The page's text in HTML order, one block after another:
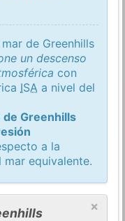
de Greenhills
un descenso
con
ISA a nivel del
Greenhills
a la
equivalente.
×